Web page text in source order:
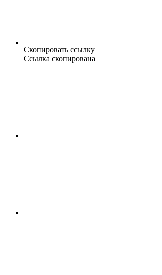
Скопировать ссылку
Ссылка скопирована